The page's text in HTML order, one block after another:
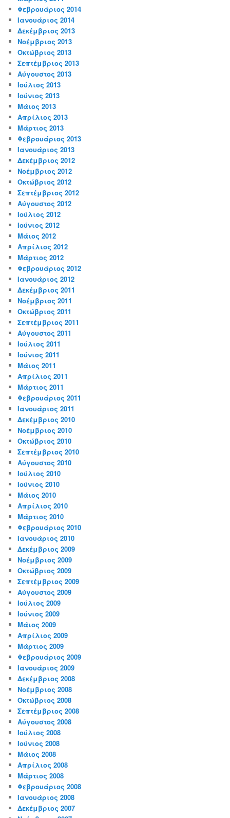
Φεβρουάριος 2014
Ιανουάριος 2014
Δεκέμβριος 2013
Νοέμβριος 2013
Οκτώβριος 2013
Σεπτέμβριος 2013
Αύγουστος 2013
Ιούλιος 2013
Ιούνιος 2013
Μάιος 2013
Απρίλιος 2013
Μάρτιος 2013
Φεβρουάριος 2013
Ιανουάριος 2013
Δεκέμβριος 2012
Νοέμβριος 2012
Οκτώβριος 2012
Σεπτέμβριος 2012
Αύγουστος 2012
Ιούλιος 2012
Ιούνιος 2012
Μάιος 2012
Απρίλιος 2012
Μάρτιος 2012
Φεβρουάριος 2012
Ιανουάριος 2012
Δεκέμβριος 2011
Νοέμβριος 2011
Οκτώβριος 2011
Σεπτέμβριος 2011
Αύγουστος 2011
Ιούλιος 2011
Ιούνιος 2011
Μάιος 2011
Απρίλιος 2011
Μάρτιος 2011
Φεβρουάριος 2011
Ιανουάριος 2011
Δεκέμβριος 2010
Νοέμβριος 2010
Οκτώβριος 2010
Σεπτέμβριος 2010
Αύγουστος 2010
Ιούλιος 2010
Ιούνιος 2010
Μάιος 2010
Απρίλιος 2010
Μάρτιος 2010
Φεβρουάριος 2010
Ιανουάριος 2010
Δεκέμβριος 2009
Νοέμβριος 2009
Οκτώβριος 2009
Σεπτέμβριος 2009
Αύγουστος 2009
Ιούλιος 2009
Ιούνιος 2009
Μάιος 2009
Απρίλιος 2009
Μάρτιος 2009
Φεβρουάριος 2009
Ιανουάριος 2009
Δεκέμβριος 2008
Νοέμβριος 2008
Οκτώβριος 2008
Σεπτέμβριος 2008
Αύγουστος 2008
Ιούλιος 2008
Ιούνιος 2008
Μάιος 2008
Απρίλιος 2008
Μάρτιος 2008
Φεβρουάριος 2008
Ιανουάριος 2008
Δεκέμβριος 2007